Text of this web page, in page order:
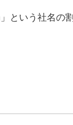
という社名の割